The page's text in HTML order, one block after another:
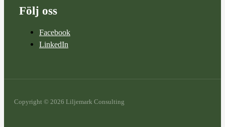
Följ oss
Facebook
LinkedIn
Copyright © 2026 Liljemark Consulting